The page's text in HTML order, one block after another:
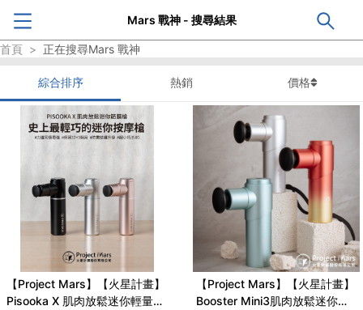
Mars 戰神 - 搜尋結果
首頁 > 正在搜尋Mars 戰神
綜合排序 熱銷 價格
【Project Mars】【火星計畫】
Pisooka X 肌肉放鬆迷你輕量筋
【Project Mars】【火星計畫】
Booster Mini3肌肉放鬆迷你強